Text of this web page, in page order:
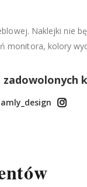
Naklejki nie
monitora, kolory
zadowolonych